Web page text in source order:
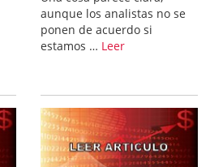
aunque los analistas no se
ponen de acuerdo si
estamos … Leer